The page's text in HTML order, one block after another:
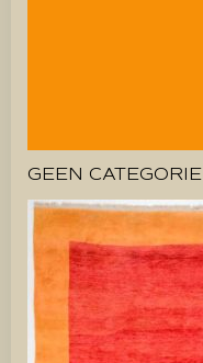
GEEN CATEGORIE